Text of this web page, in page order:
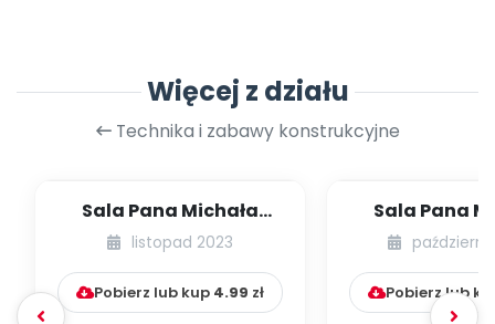
Więcej z działu
Technika i zabawy konstrukcyjne
Sala Pana Michała
[Patykowe zabawy]
listopad 2023
Pobierz lub kup 4.99 zł
Sala Pana
[Kulki nie
Pobierz lub